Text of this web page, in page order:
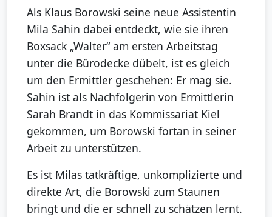
Als Klaus Borowski seine neue Assistentin
Mila Sahin dabei entdeckt, wie sie ihren
Boxsack „Walter“ am ersten Arbeitstag
unter die Bürodecke dübelt, ist es gleich
um den Ermittler geschehen: Er mag sie.
Sahin ist als Nachfolgerin von Ermittlerin
Sarah Brandt in das Kommissariat Kiel
gekommen, um Borowski fortan in seiner
Arbeit zu unterstützen.
Es ist Milas tatkräftige, unkomplizierte und
direkte Art, die Borowski zum Staunen
bringt und die er schnell zu schätzen lernt.